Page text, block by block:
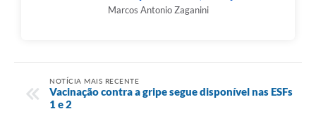
Marcos Antonio Zaganini
NOTÍCIA MAIS RECENTE
Vacinação contra a gripe segue disponível nas ESFs
1 e 2